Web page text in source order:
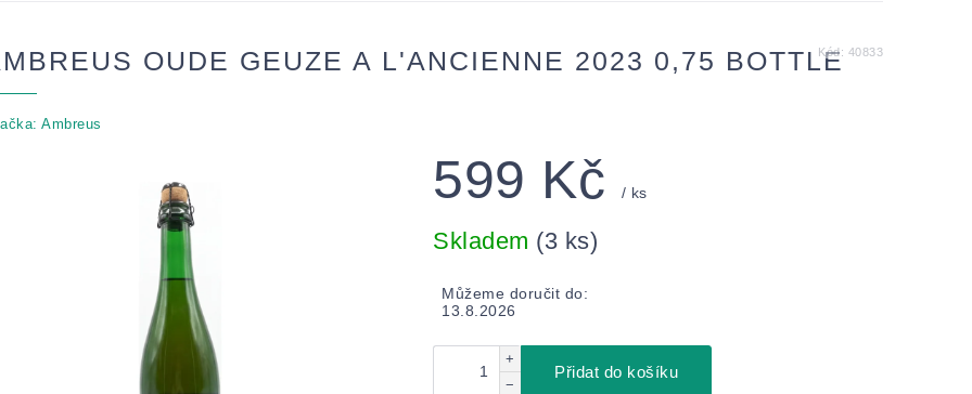
OUDE GEUZE A L'ANCIENNE 2023 0,75 BOTTLE
Kód: 40833
Ambreus
599 Kč / ks
cena:
Skladem (3 ks)
Můžeme doručit do:
13.8.2026
+
−
Přidat do košíku